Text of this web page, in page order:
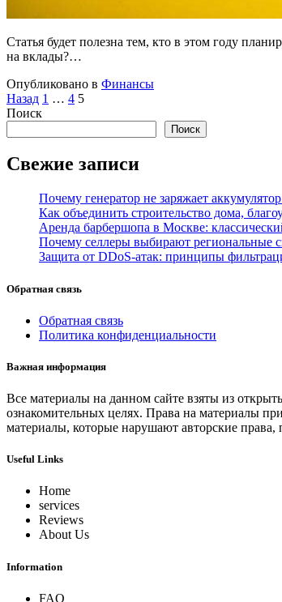
Статья будет полезна тем, кто в этом году
на вклады?…
Опубликовано в Финансы
Пагинация
записей
Назад 1 … 4 5
Поиск
Поиск
Свежие записи
Почему генератор не заряжает
Как объединить строительство дома,
Аренда барбершопа в Москве:
Почему селлеры выбирают региональные
Защита от DDoS-атак: принципы
Обратная связь
Обратная связь
Политика конфиденциальности
Важная информация
Все материалы на данном сайте взяты из
ознакомительных целях. Права на материалы
материалы, которые нарушают авторские
Useful Links
Home
services
Reviews
About Us
Information
FAQ